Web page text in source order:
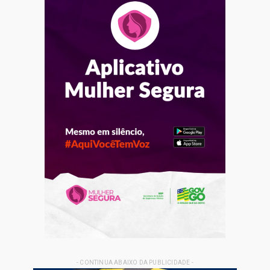
- CONTINUA ABAIXO DA PUBLICIDADE -